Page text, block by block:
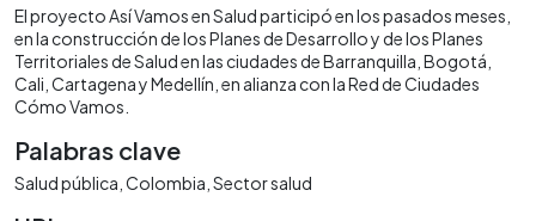
El proyecto Así Vamos en Salud participó en los pasados meses,
en la construcción de los Planes de Desarrollo y de los Planes
Territoriales de Salud en las ciudades de Barranquilla, Bogotá,
Cali, Cartagena y Medellín, en alianza con la Red de Ciudades
Cómo Vamos.
Palabras clave
Salud pública Colombia Sector salud